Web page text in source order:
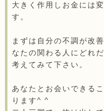
大きく作用しお金には
す。
まずは自分の不調が改
なたの関わる人にどれ
考えてみて下さい。
あなたとお会いできる
ります^ ^